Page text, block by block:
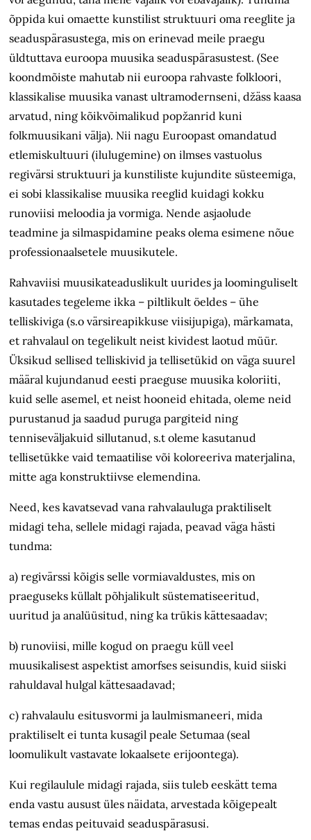
õppida kui omaette kunstilist struktuuri oma reeglite ja
seaduspärasustega, mis on erinevad meile praegu
üldtuttava euroopa muusika seaduspärasustest. (See
koondmõiste mahutab nii euroopa rahvaste folkloori,
klassikalise muusika vanast ultra­modernseni, džäss kaasa
arvatud, ning kõikvõimalikud popžanrid kuni
folkmuusikani välja). Nii nagu Euroopast omandatud
etlemiskultuuri (ilulugemine) on ilmses vastuolus
regivärsi struktuuri ja kunstiliste kujundite süsteemiga,
ei sobi klassikalise muusika reeglid kuidagi kokku
runoviisi meloodia ja vormiga. Nende asjaolude
teadmine ja silmaspidamine peaks olema esimene nõue
professionaalsetele muusikutele.
Rahvaviisi muusikateaduslikult uurides ja loominguliselt
kasutades tegeleme ikka – piltlikult öeldes – ühe
telliskiviga (s.o värsireapikkuse viisi­jupiga), märkamata,
et rahvalaul on tegelikult neist kividest laotud müür.
Üksikud sellised telliskivid ja tellisetükid on väga suurel
määral kujundanud eesti praeguse muusika koloriiti,
kuid selle asemel, et neist hooneid ehitada, oleme neid
purustanud ja saadud puruga pargiteid ning
tenniseväljakuid sillutanud, s.t oleme kasutanud
tellisetükke vaid temaatilise või koloreeriva materjalina,
mitte aga konstruktiivse elemendina.
Need, kes kavatsevad vana rahvalauluga praktiliselt
midagi teha, sellele midagi rajada, peavad väga hästi
tundma:
a) regivärssi kõigis selle vormiavaldustes, mis on
praeguseks küllalt põhjalikult süstematiseeritud,
uuritud ja analüüsitud, ning ka trükis kättesaadav;
b) runoviisi, mille kogud on praegu küll veel
muusikalisest aspektist amorfses seisundis, kuid siiski
rahuldaval hulgal kättesaadavad;
c) rahvalaulu esitusvormi ja laulmismaneeri, mida
praktiliselt ei tunta kusagil peale Setumaa (seal
loomulikult vastavate lokaalsete erijoontega).
Kui regilaulule midagi rajada, siis tuleb eeskätt tema
enda vastu ausust üles näidata, arvestada kõigepealt
temas endas peituvaid seaduspärasusi.